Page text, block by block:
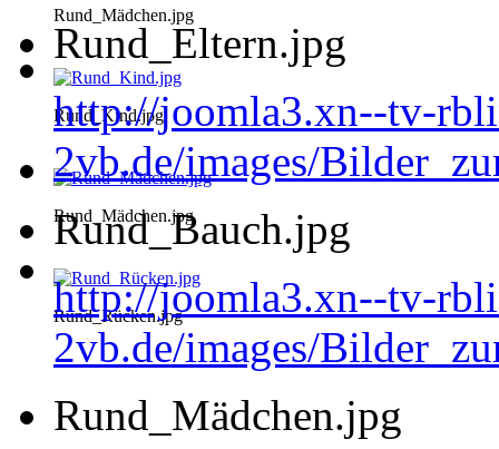
Rund_Mädchen.jpg
Rund_Kind.jpg
Rund_Mädchen.jpg
Rund_Rücken.jpg
Rund_Eltern.jpg
http://joomla3.xn--tv-
2vb.de/images/
Rund_Bauch.jpg
http://joomla3.xn--tv-
2vb.de/images/
Rund_Mädchen.jpg